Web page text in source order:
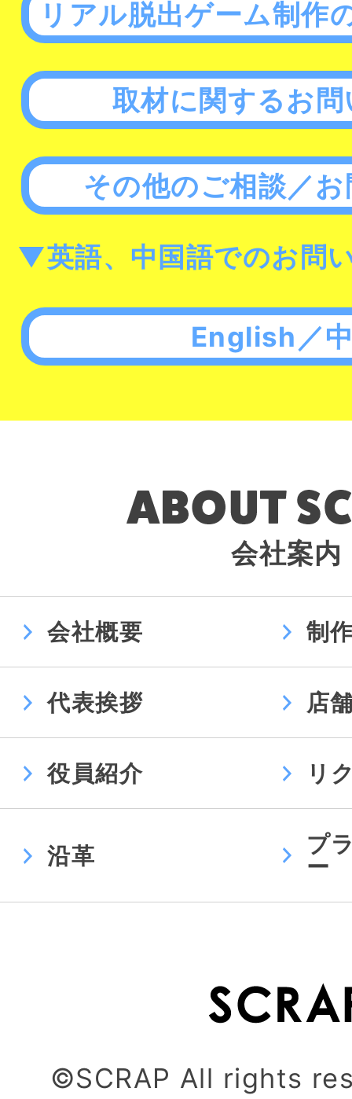
リアル脱出ゲーム制作
取材に関するお
その他のご相談／
▼英語、中国語でのお問
English／
会社案内
会社概要 制
代表挨拶 店
役員紹介 リ
沿革
プ
ー
©SCRAP All rights